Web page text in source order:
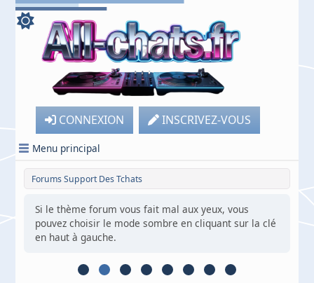
CONNEXION INSCRIVEZ-VOUS
Menu principal
Forums Support Des Tchats
Si le thème forum vous fait mal aux yeux, vous
pouvez choisir le mode sombre en cliquant sur la clé
en haut à gauche.